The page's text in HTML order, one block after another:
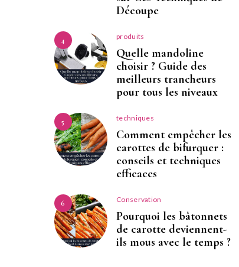
Découpe
4 produits
Quelle mandoline
choisir ? Guide des
meilleurs trancheurs
pour tous les niveaux
5 techniques
Comment empêcher les
carottes de bifurquer :
conseils et techniques
efficaces
6 Conservation
Pourquoi les bâtonnets
de carotte deviennent-
ils mous avec le temps ?